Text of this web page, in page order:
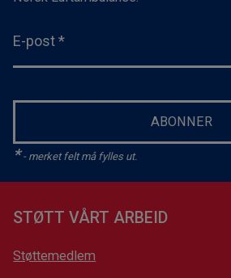
E-post *
ABONNER
*- merket felt må fylles ut.
STØTT VÅRT ARBEID
Støttemedlem